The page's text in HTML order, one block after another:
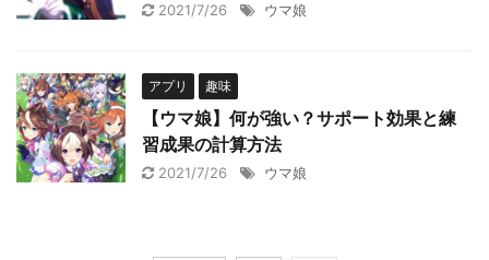
2021/7/26 ウマ娘
アプリ 趣味
【ウマ娘】何が強い？サポート効果と練
習成果の計算方法
2021/7/26 ウマ娘